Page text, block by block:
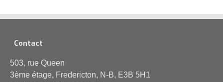
Contact
503, rue Queen
3ème étage, Fredericton, N-B, E3B 5H1